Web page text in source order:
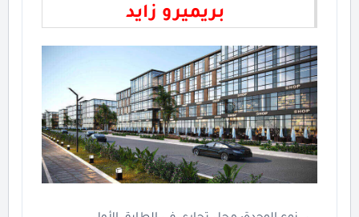
بريميرو زايد